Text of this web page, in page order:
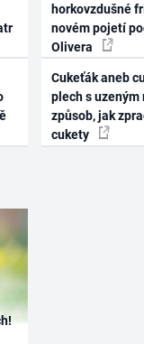
horkovzdušné
novém pojetí
Olivera
Cukeťák aneb
plech s uzeným
způsob, jak
cukety